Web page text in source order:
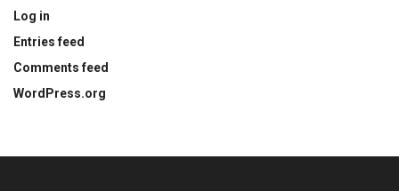
Log in
Entries feed
Comments feed
WordPress.org